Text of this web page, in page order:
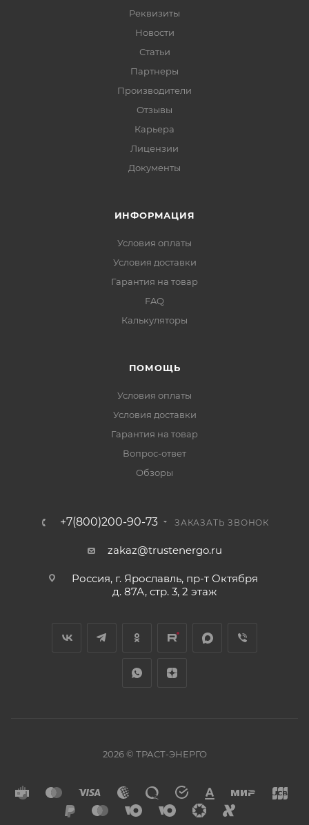
Реквизиты
Новости
Статьи
Партнеры
Производители
Отзывы
Карьера
Лицензии
Документы
ИНФОРМАЦИЯ
Условия оплаты
Условия доставки
Гарантия на товар
FAQ
Калькуляторы
ПОМОЩЬ
Условия оплаты
Условия доставки
Гарантия на товар
Вопрос-ответ
Обзоры
+7(800)200-90-73 ЗАКАЗАТЬ ЗВОНОК
zakaz@trustenergo.ru
Россия, г. Ярославль, пр-т Октября
д. 87А, стр. 3, 2 этаж
2026 © ТРАСТ-ЭНЕРГО